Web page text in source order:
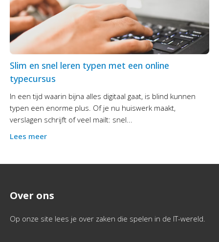
Slim en snel leren typen met een online
typecursus
In een tijd waarin bijna alles digitaal gaat, is blind kunnen
typen een enorme plus. Of je nu huiswerk maakt,
verslagen schrijft of veel mailt: snel...
Lees meer
Over ons
Op onze site lees je over zaken die spelen in de IT-wereld.